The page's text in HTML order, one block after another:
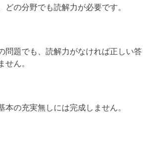
どの分野でも読解力が必要です。
問題でも、読解力がなければ正しい答
せん。
本の充実無しには完成しません。